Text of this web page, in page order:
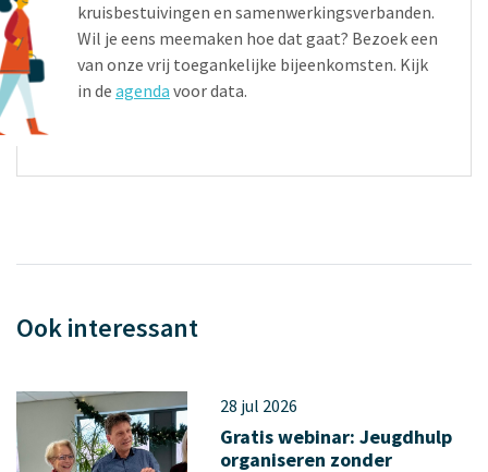
kruisbestuivingen en samenwerkingsverbanden.
Wil je eens meemaken hoe dat gaat? Bezoek een
van onze vrij toegankelijke bijeenkomsten. Kijk
in de agenda voor data.
Ook interessant
28 jul 2026
Gratis webinar: Jeugdhulp
organiseren zonder